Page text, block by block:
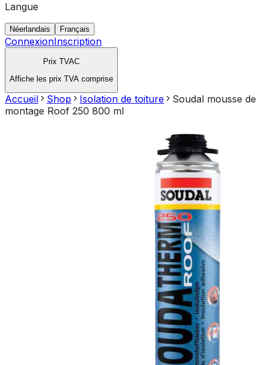
Langue
Néerlandais Français
ConnexionInscription
Prix TVAC
Affiche les prix TVA comprise
Accueil Shop Isolation de toiture
Soudal mousse de
montage Roof 250 800 ml